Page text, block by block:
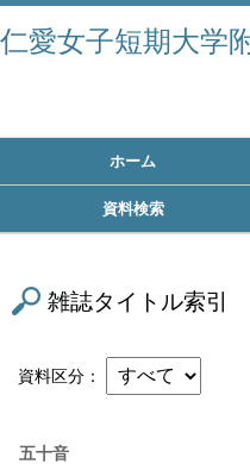
仁愛女子短期大学
ホーム
資料検索
雑誌タイトル索引
資料区分
五十音